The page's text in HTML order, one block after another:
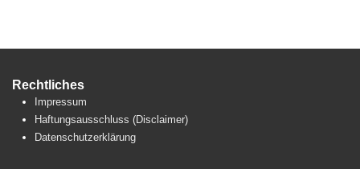
Rechtliches
Impressum
Haftungsausschluss (Disclaimer)
Datenschutzerklärung